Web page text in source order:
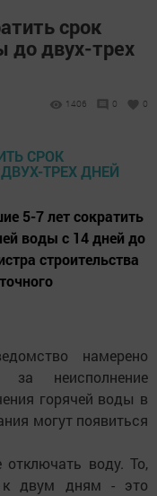
срок
до двух-трех
1406 0 0
5-7 лет сократить
воды с 14 дней до
строительства
намерено
неисполнение
горячей воды в
могут появиться
воду. То,
двум дням - это